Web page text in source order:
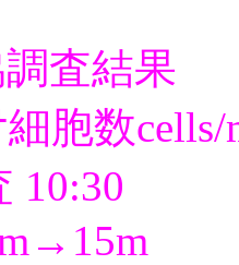
査結果
細胞数
10:30